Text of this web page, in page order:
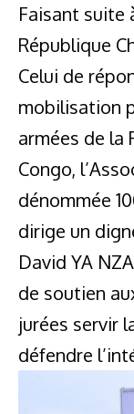
Faisant suite
République
Celui de
mobilisation
armées de la
Congo,
dénommée
dirige un
David YA
de soutien
jurées servir
défendre